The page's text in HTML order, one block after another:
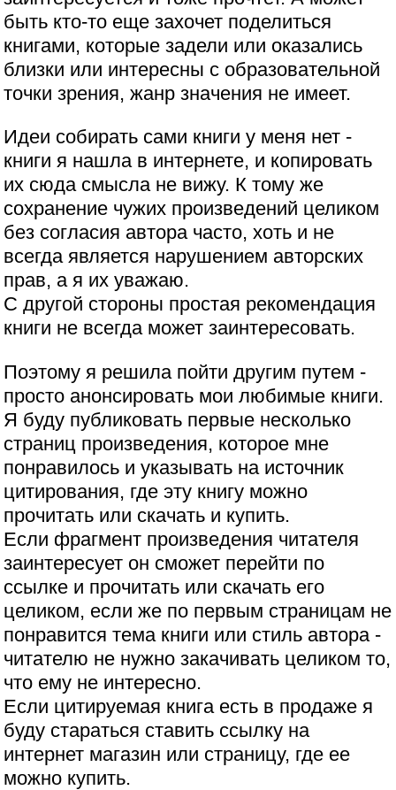
быть кто-то еще захочет поделиться
книгами, которые задели или оказались
близки или интересны с образовательной
точки зрения, жанр значения не имеет.
Идеи собирать сами книги у меня нет -
книги я нашла в интернете, и копировать
их сюда смысла не вижу. К тому же
сохранение чужих произведений целиком
без согласия автора часто, хоть и не
всегда является нарушением авторских
прав, а я их уважаю.
С другой стороны простая рекомендация
книги не всегда может заинтересовать.
Поэтому я решила пойти другим путем -
просто анонсировать мои любимые книги.
Я буду публиковать первые несколько
страниц произведения, которое мне
понравилось и указывать на источник
цитирования, где эту книгу можно
прочитать или скачать и купить.
Если фрагмент произведения читателя
заинтересует он сможет перейти по
ссылке и прочитать или скачать его
целиком, если же по первым страницам не
понравится тема книги или стиль автора -
читателю не нужно закачивать целиком то,
что ему не интересно.
Если цитируемая книга есть в продаже я
буду стараться ставить ссылку на
интернет магазин или страницу, где ее
можно купить.